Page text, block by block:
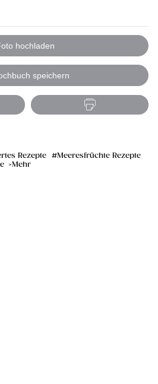
hochladen
speichern
Rezepte
Meeresfrüchte Rezepte
Mehr